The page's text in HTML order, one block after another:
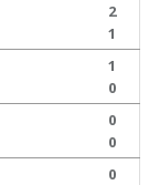
2
1
1
0
0
0
0